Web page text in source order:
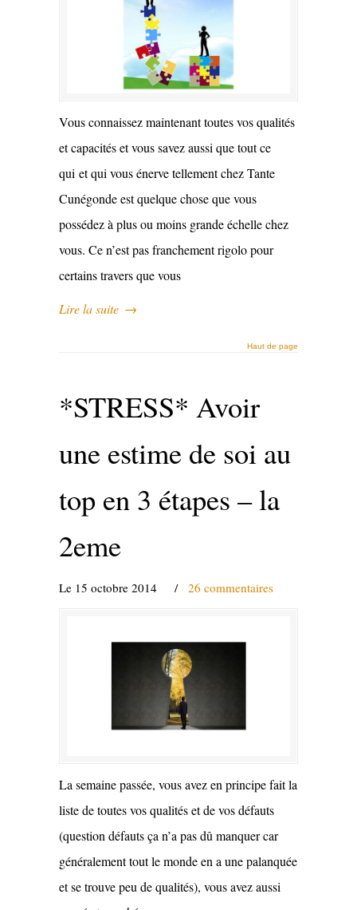
Vous connaissez maintenant toutes vos qualités
et capacités et vous savez aussi que tout ce
qui et qui vous énerve tellement chez Tante
Cunégonde est quelque chose que vous
possédez à plus ou moins grande échelle chez
vous. Ce n’est pas franchement rigolo pour
certains travers que vous
Lire la suite →
Haut de page
*STRESS* Avoir
une estime de soi au
top en 3 étapes – la
2eme
Le 15 octobre 2014 / 26 commentaires
La semaine passée, vous avez en principe fait la
liste de toutes vos qualités et de vos défauts
(question défauts ça n’a pas dû manquer car
généralement tout le monde en a une palanquée
et se trouve peu de qualités), vous avez aussi